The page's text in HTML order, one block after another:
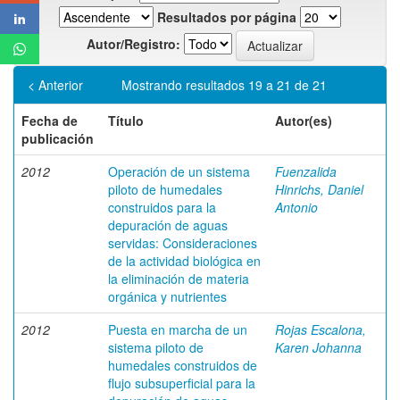
Resultados por página
Autor/Registro:
Mostrando resultados 19 a 21 de 21
< Anterior
Fecha de
publicación
Título Autor(es)
2012
Operación de un sistema
piloto de humedales
construidos para la
depuración de aguas
servidas: Consideraciones
de la actividad biológica en
la eliminación de materia
orgánica y nutrientes
Fuenzalida
Hinrichs, Daniel
Antonio
2012
Puesta en marcha de un
sistema piloto de
humedales construidos de
flujo subsuperficial para la
Rojas Escalona,
Karen Johanna